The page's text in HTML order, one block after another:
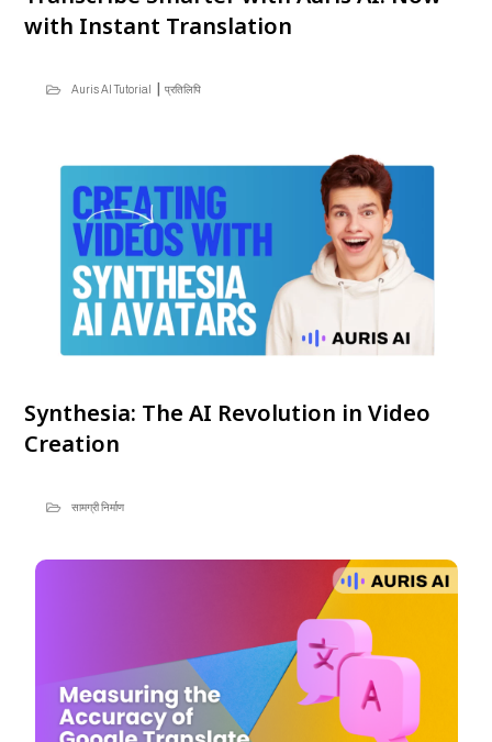
with Instant Translation
Auris AI Tutorial | प्रतिलिपि
Synthesia: The AI Revolution in Video
Creation
सामग्री निर्माण